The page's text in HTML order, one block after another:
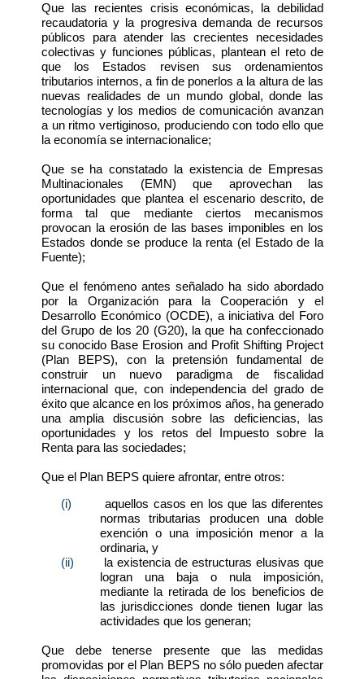
Que las recientes crisis económicas, la debilidad
recaudatoria y la progresiva demanda de recursos
públicos para atender las crecientes necesidades
colectivas y funciones públicas, plantean el reto de
que los Estados revisen sus ordenamientos
tributarios internos, a fin de ponerlos a la altura de las
nuevas realidades de un mundo global, donde las
tecnologías y los medios de comunicación avanzan
a un ritmo vertiginoso, produciendo con todo ello que
la economía se internacionalice;
Que se ha constatado la existencia de Empresas
Multinacionales (EMN) que aprovechan las
oportunidades que plantea el escenario descrito, de
forma tal que mediante ciertos mecanismos
provocan la erosión de las bases imponibles en los
Estados donde se produce la renta (el Estado de la
Fuente);
Que el fenómeno antes señalado ha sido abordado
por la Organización para la Cooperación y el
Desarrollo Económico (OCDE), a iniciativa del Foro
del Grupo de los 20 (G20), la que ha confeccionado
su conocido Base Erosion and Profit Shifting Project
(Plan BEPS), con la pretensión fundamental de
construir un nuevo paradigma de fiscalidad
internacional que, con independencia del grado de
éxito que alcance en los próximos años, ha generado
una amplia discusión sobre las deficiencias, las
oportunidades y los retos del Impuesto sobre la
Renta para las sociedades;
Que el Plan BEPS quiere afrontar, entre otros:
(i)
aquellos casos en los que las diferentes
normas tributarias producen una doble
exención o una imposición menor a la
ordinaria, y
(ii)
la existencia de estructuras elusivas que
logran una baja o nula imposición,
mediante la retirada de los beneficios de
las jurisdicciones donde tienen lugar las
actividades que los generan;
Que debe tenerse presente que las medidas
promovidas por el Plan BEPS no sólo pueden afectar